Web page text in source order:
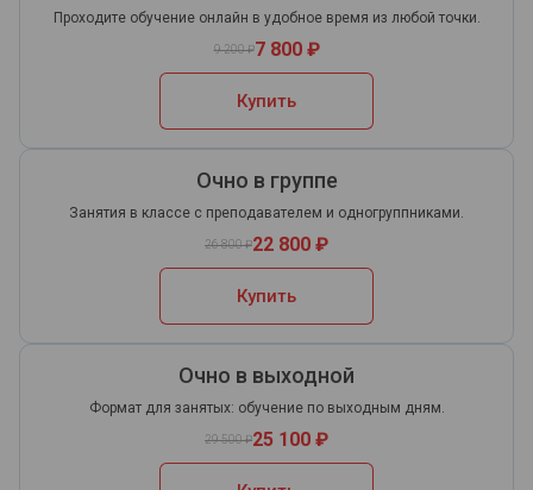
Проходите обучение онлайн в удобное время из любой точки.
9 200 ₽7 800 ₽
Купить
Очно в группе
Занятия в классе с преподавателем и одногруппниками.
26 800 ₽22 800 ₽
Купить
Очно в выходной
Формат для занятых: обучение по выходным дням.
29 500 ₽25 100 ₽